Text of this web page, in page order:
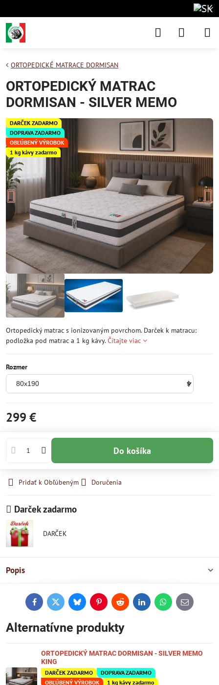
DARČEK ZADARMO
DOPRAVA ZADARMO
OBĽÚBENÝ VÝROBOK
1 kg kávy zadarmo
ORTOPEDICKÉ MATRACE DORMISAN
ORTOPEDICKÝ MATRAC
DORMISAN - SILVER MEMO
Ortopedický matrac s ionizovaným povrchom. Darček k matracu:
podložka pod matrac a 1 kg kávy.Čítajte viac
Rozmer
299 €
Do košíka
Pridať k Obľúbeným Doručenia
Darček zadarmo
DARČEK
Popis
FacebookTwitterBlueskyPinterestReddit LinkedInWhatsApp
E-
mail
Alternatívne produkty
ORTOPEDICKÝ MATRAC DORMISAN - SILVER MEMO
KING
DARČEK ZADARMO
DOPRAVA ZADARMO
OBĽÚBENÝ VÝROBOK
1 kg kávy zadarmo